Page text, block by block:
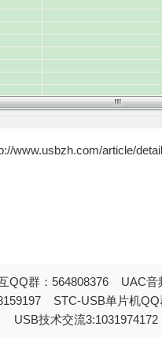
www.usbzh.com/article/
QQ群：564808376 UAC
STC-USB单片机
USB技术交流3:1031974172